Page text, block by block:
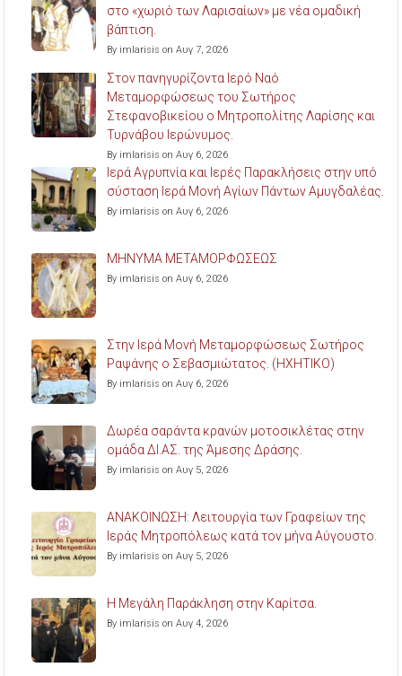
στο «χωριό των Λαρισαίων» με νέα ομαδική
βάπτιση.
By imlarisis on Αυγ 7, 2026
Στον πανηγυρίζοντα Ιερό Ναό
Μεταμορφώσεως του Σωτήρος
Στεφανοβικείου ο Μητροπολίτης Λαρίσης και
Τυρνάβου Ιερώνυμος.
By imlarisis on Αυγ 6, 2026
Ιερά Αγρυπνία και Ιερές Παρακλήσεις στην υπό
σύσταση Ιερά Μονή Αγίων Πάντων Αμυγδαλέας.
By imlarisis on Αυγ 6, 2026
ΜΗΝΥΜΑ ΜΕΤΑΜΟΡΦΩΣΕΩΣ
By imlarisis on Αυγ 6, 2026
Στην Ιερά Μονή Μεταμορφώσεως Σωτήρος
Ραψάνης ο Σεβασμιώτατος. (ΗΧΗΤΙΚΟ)
By imlarisis on Αυγ 6, 2026
Δωρέα σαράντα κρανών μοτοσικλέτας στην
ομάδα ΔΙ.ΑΣ. της Άμεσης Δράσης.
By imlarisis on Αυγ 5, 2026
ΑΝΑΚΟΙΝΩΣΗ: Λειτουργία των Γραφείων της
Ιεράς Μητροπόλεως κατά τον μήνα Αύγουστο.
By imlarisis on Αυγ 5, 2026
Η Μεγάλη Παράκληση στην Καρίτσα.
By imlarisis on Αυγ 4, 2026